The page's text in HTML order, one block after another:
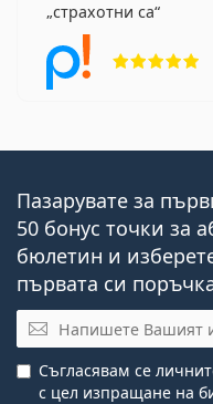
страхотни са
Пазарувате за
50 бонус точки за
бюлетин и
първата си
Имейл
Съгласявам се
с цел изпращане на